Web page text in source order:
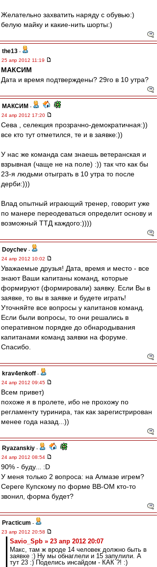
Желательно захватить наряду с обувью:)
белую майку и какие-нить шорты:)
the13 -
25 апр 2012 11:19
МАКСИМ
Дата и время подтверждены? 29го в 10 утра?
МАКСИМ -
24 апр 2012 17:20
Сева , селекция прозрачно-демократичная:))
все кто тут отметился, те и в заявке:))
У нас же команда сам знаешь ветеранская и
взрывная (чаще не на поле) :)) так что как бы
23-я людьми отыграть в 10 утра то после
дерби:)))
Влад опытный играющий тренер, говорит уже
по манере переодеваться определит основу и
возможный ТТД каждого:))))
Doychev -
24 апр 2012 10:02
Уважаемые друзья! Дата, время и место - все
знают Ваши капитаны команд, которые
формируют (формировали) заявку. Если Вы в
заявке, то вы в заявке и будете играть!
Уточняйте все вопросы у капитанов команд.
Если были вопросы, то они решались в
оперативном порядке до обнародывания
капитанами команд заявки на форуме.
Спасибо.
krav4enkoff -
24 апр 2012 09:45
Всем привет)
похоже я в пролете, ибо не прохожу по
регламенту туринира, так как зарегистрирован
менее года назад...))
Ryazanskiy -
24 апр 2012 08:54
90% - буду... :D
У меня только 2 вопроса: на Алмазе игрем?
Сереге Купскому по форме ВВ-ОМ кто-то
звонил, форма будет?
Practicum -
23 апр 2012 20:58
Savio_Spb » 23 апр 2012 20:07
Макс, там ж вроде 14 человек должно быть в
заявке :) Ну мы обнаглели и 15 запулили. А
тут 23 :) Поделись инсайдом - КАК ?! :)